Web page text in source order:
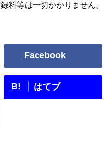
料等は一切かかりません。
Facebook
B! はてブ